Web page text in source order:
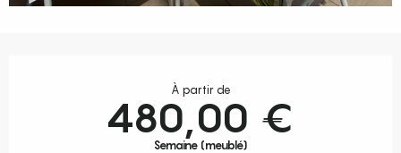
À partir de
480,00 €
Semaine (meublé)